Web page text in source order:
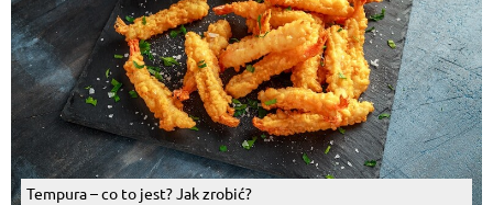
Tempura – co to jest? Jak zrobić?